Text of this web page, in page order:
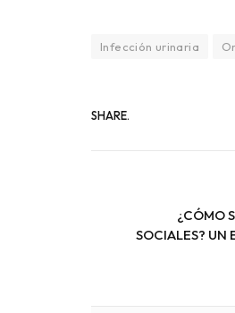
Infección urinaria
SHARE.
¿CÓMO
SOCIALES? UN